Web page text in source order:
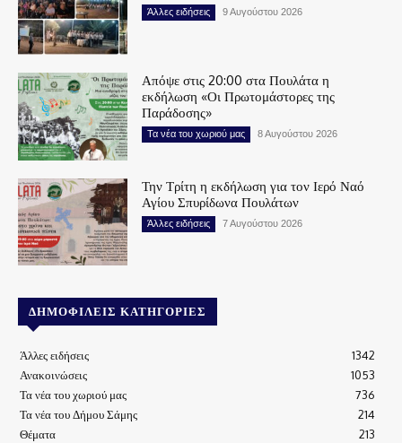
Άλλες ειδήσεις 9 Αυγούστου 2026
Απόψε στις 20:00 στα Πουλάτα η
εκδήλωση «Οι Πρωτομάστορες της
Παράδοσης»
Τα νέα του χωριού μας 8 Αυγούστου 2026
Την Τρίτη η εκδήλωση για τον Ιερό Ναό
Αγίου Σπυρίδωνα Πουλάτων
Άλλες ειδήσεις 7 Αυγούστου 2026
ΔΗΜΟΦΙΛΕΊΣ ΚΑΤΗΓΟΡΊΕΣ
Άλλες ειδήσεις
1342
Ανακοινώσεις
1053
Τα νέα του χωριού μας
736
Τα νέα του Δήμου Σάμης
214
Θέματα
213